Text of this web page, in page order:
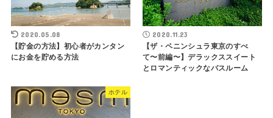
2020.05.08
【貯金の方法】初心者がカンタン
にお金を貯める方法
2020.11.23
【ザ・ペニンシュラ東京のすべ
て〜前編〜】デラックススイート
とロマンティックなバスルーム
ホテル